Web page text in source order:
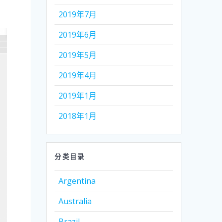
2019年7月
2019年6月
2019年5月
2019年4月
2019年1月
2018年1月
分类目录
Argentina
Australia